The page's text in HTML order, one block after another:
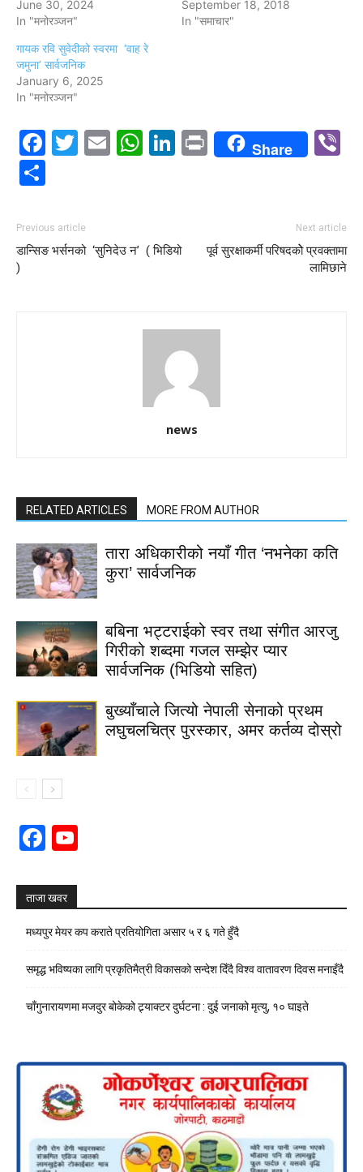
June 30, 2024
In "मनोरञ्जन"
September 18, 2018
In "समाचार"
गायक रवि सुवेदीको स्वरमा ‘वाह रे
जमुना’ सार्वजनिक
January 6, 2025
In "मनोरञ्जन"
Facebook
Twitter
EmailWhatsApp
LinkedIn
PrintShare
Previous article
डान्सिङ भर्सनको ‘सुनिदेउ न’ ( भिडियो
)
Next article
पूर्व सुरक्षाकर्मी परिषदकोे प्रवक्तामा
लामिछाने
news
RELATED ARTICLES MORE FROM AUTHOR
तारा अधिकारीको नयाँ गीत ‘नभनेका कति
कुरा’ सार्वजनिक
बबिना भट्टराईको स्वर तथा संगीत आरजु
गिरीको शब्दमा गजल सम्झेर प्यार
सार्वजनिक (भिडियो सहित)
बुख्याँचाले जित्यो नेपाली सेनाको प्रथम
लघुचलचित्र पुरस्कार, अमर कर्तव्य दोस्रो
Facebook
ताजा खवर
मध्यपुर मेयर कप कराते प्रतियोगिता असार ५ र ६ गते हुँदै
समृद्ध भविष्यका लागि प्रकृतिमैत्री विकासको सन्देश दिँदै विश्व वातावरण दिवस मनाइँदै
चाँगुनारायणमा मजदुर बोकेको ट्र्याक्टर दुर्घटना : दुई जनाको मृत्यु, १० घाइते